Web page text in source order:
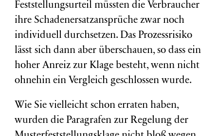
Feststellungsurteil müssten die Verbraucher
ihre Schadenersatzansprüche zwar noch
individuell durchsetzen. Das Prozessrisiko
lässt sich dann aber überschauen, so dass ein
hoher Anreiz zur Klage besteht, wenn nicht
ohnehin ein Vergleich geschlossen wurde.
Wie Sie vielleicht schon erraten haben,
wurden die Paragrafen zur Regelung der